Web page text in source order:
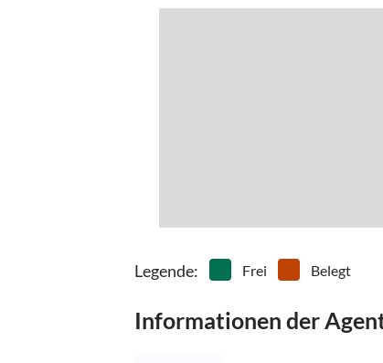
Legende: Frei Belegt
Informationen der